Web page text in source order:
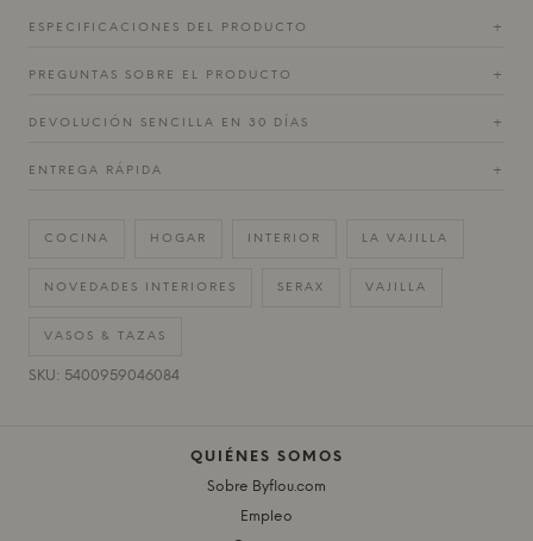
ESPECIFICACIONES DEL PRODUCTO +
PREGUNTAS SOBRE EL PRODUCTO +
DEVOLUCIÓN SENCILLA EN 30 DÍAS +
ENTREGA RÁPIDA +
COCINA HOGAR INTERIOR LA VAJILLA
NOVEDADES INTERIORES SERAX VAJILLA
VASOS & TAZAS
SKU: 5400959046084
QUIÉNES SOMOS
Sobre Byflou.com
Empleo